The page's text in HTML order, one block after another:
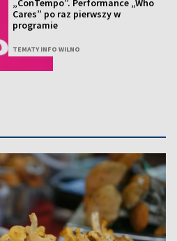
„ConTempo”. Performance „Who
Cares” po raz pierwszy w
programie
TEMATY INFO WILNO